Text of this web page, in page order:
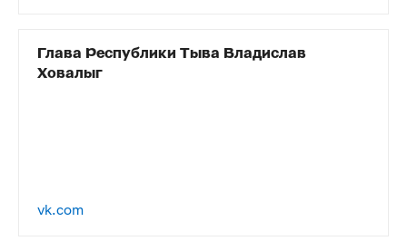
Глава Республики Тыва Владислав
Ховалыг
vk.com